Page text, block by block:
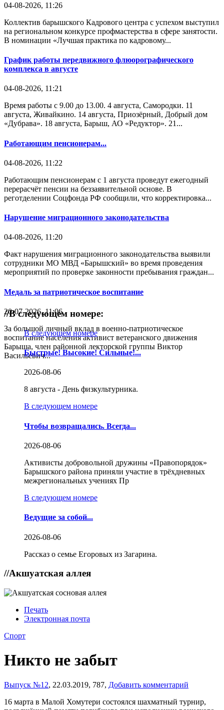
04-08-2026, 11:26
Коллектив барышского Кадрового центра с успехом выступил
на региональном конкурсе профмастерства в сфере занятости.
В номинации «Лучшая практика по кадровому...
График работы передвижного флюорографического
комплекса в августе
04-08-2026, 11:21
Время работы с 9.00 до 13.00. 4 августа, Самородки. 11
августа, Живайкино. 14 августа, Приозёрный, Добрый дом
«Дубрава». 18 августа, Барыш, АО «Редуктор». 21...
Работающим пенсионерам...
04-08-2026, 11:22
Работающим пенсионерам с 1 августа проведут ежегодный
перерасчёт пенсии на беззаявительной основе. В
реготделении Соцфонда РФ сообщили, что корректировка...
Нарушение миграционного законодательства
04-08-2026, 11:20
Факт нарушения миграционного законодательства выявили
сотрудники МО МВД «Барышский» во время проведения
мероприятий по проверке законности пребывания граждан...
Медаль за патриотическое воспитание
20-07-2026, 11:06
За большой личный вклад в военно-патриотическое
воспитание населения активист ветеранского движения
Барыша, член районной лекторской группы Виктор
Васильевич...
//В следующем номере:
В следующем номере
Быстрые! Высокие! Сильные!...
2026-08-06
8 августа - День физкультурника.
В следующем номере
Чтобы возвращались. Всегда...
2026-08-06
Активисты добровольной дружины «Правопорядок»
Барышского района приняли участие в трёхдневных
межрегиональных учениях Пр
В следующем номере
Ведущие за собой...
2026-08-06
Рассказ о семье Егоровых из Загарина.
//Акшуатская аллея
Печать
Электронная почта
Спорт
Никто не забыт
Выпуск №12, 22.03.2019, 787, Добавить комментарий
16 марта в Малой Хомутери состоялся шахматный турнир,